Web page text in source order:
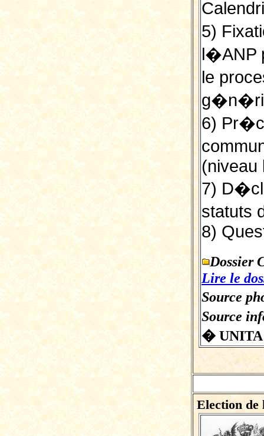
5)
l�ANP
le
6)
(niveau
7)
statuts
8)
Dossier
Lire le
Source
Source
�
Election